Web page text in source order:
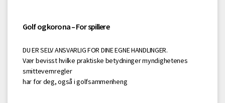
Golf og korona – For spillere
DU ER SELV ANSVARLIG FOR DINE EGNE HANDLINGER.
Vær bevisst hvilke praktiske betydninger myndighetenes
smittevernregler
har for deg, også i golfsammenheng